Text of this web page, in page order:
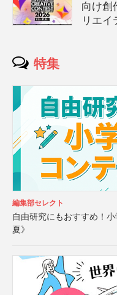
向け創
リエイ
特集
編集部セレクト
自由研究にもおすすめ！
夏》